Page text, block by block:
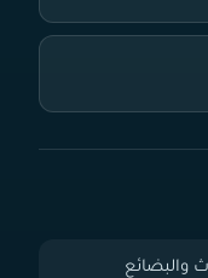
والبضائع